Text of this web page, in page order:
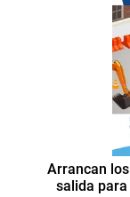
Arrancan
salida